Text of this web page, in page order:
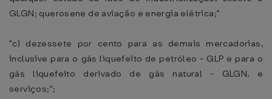
GLGN; querosene de aviação e energia elétrica;"
"c) dezessete por cento para as demais mercadorias,
inclusive para o gás liquefeito de petróleo - GLP e para o
gás liquefeito derivado de gás natural - GLGN, e
serviços;";